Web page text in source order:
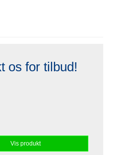
os for tilbud!
Vis produkt